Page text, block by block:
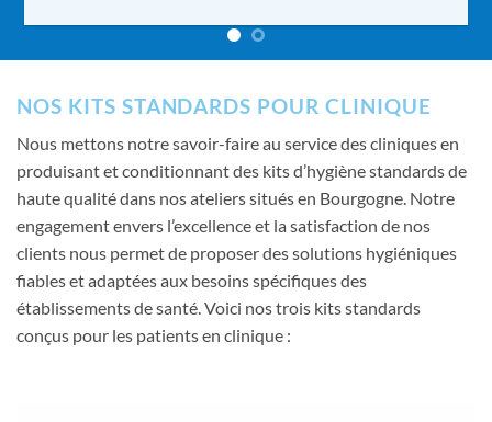
NOS KITS STANDARDS POUR CLINIQUE
Nous mettons notre savoir-faire au service des cliniques en
produisant et conditionnant des kits d’hygiène standards de
haute qualité dans nos ateliers situés en Bourgogne. Notre
engagement envers l’excellence et la satisfaction de nos
clients nous permet de proposer des solutions hygiéniques
fiables et adaptées aux besoins spécifiques des
établissements de santé. Voici nos trois kits standards
conçus pour les patients en clinique :